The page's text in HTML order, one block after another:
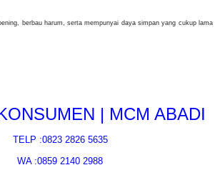
berbau harum, serta mempunyai daya simpan yang cukup lama
| MCM ABADI
TELP :0823 2826 5635
WA :0859 2140 2988